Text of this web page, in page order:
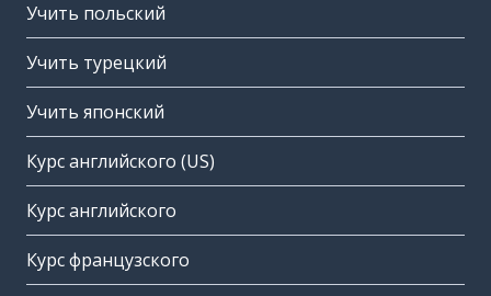
Учить польский
Учить турецкий
Учить японский
Курс английского (US)
Курс английского
Курс французского